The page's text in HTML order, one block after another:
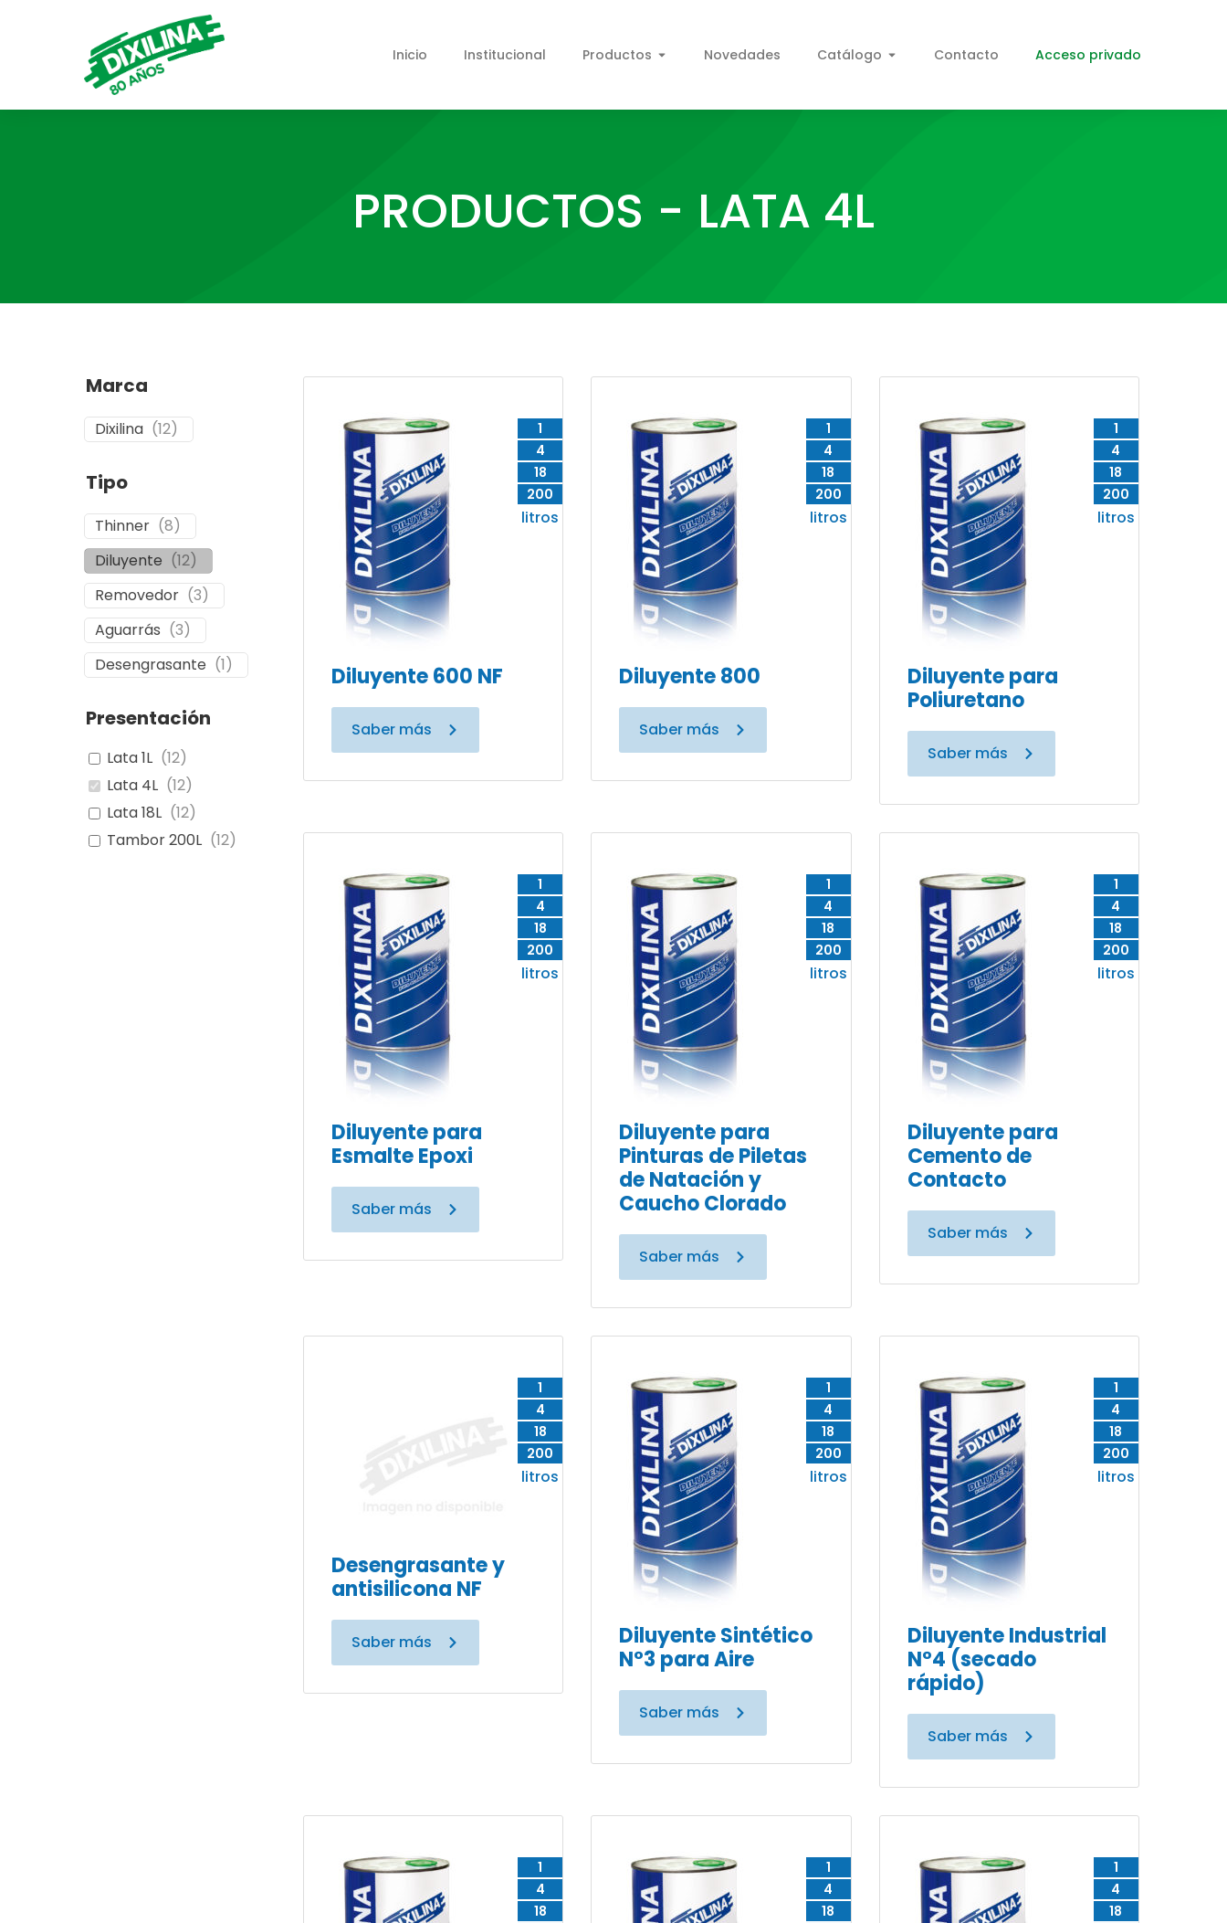
Inicio Institucional Productos Novedades Catálogo Contacto Acceso privado
PRODUCTOS - LATA 4L
Marca
Dixilina (12)
Tipo
Thinner (8)
Diluyente (12)
Removedor (3)
Aguarrás (3)
Desengrasante (1)
Presentación
Lata 1L (12)
Lata 4L (12)
Lata 18L (12)
Tambor 200L (12)
1
4
18
200
litros
Diluyente 600 NF
Saber más
1
4
18
200
litros
Diluyente 800
Saber más
1
4
18
200
litros
Diluyente para
Poliuretano
Saber más
1
4
18
200
litros
Diluyente para
Esmalte Epoxi
Saber más
1
4
18
200
litros
Diluyente para
Pinturas de Piletas
de Natación y
Caucho Clorado
Saber más
1
4
18
200
litros
Diluyente para
Cemento de
Contacto
Saber más
1
4
18
200
litros
Desengrasante y
antisilicona NF
Saber más
1
4
18
200
litros
Diluyente Sintético
N°3 para Aire
Saber más
1
4
18
200
litros
Diluyente Industrial
N°4 (secado
rápido)
Saber más
1
4
18
1
4
18
1
4
18